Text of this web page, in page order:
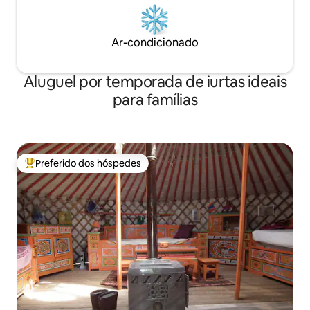
Ar-condicionado
Aluguel por temporada de iurtas ideais
para famílias
Entre os melhores preferidos dos hóspedes
Preferido dos hóspedes